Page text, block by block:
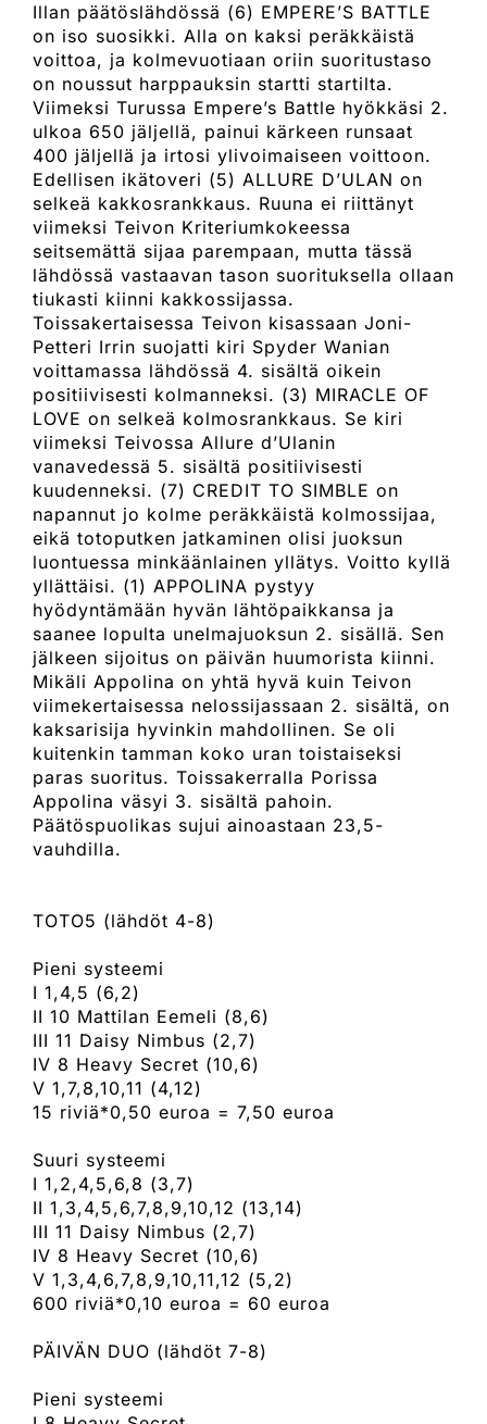
Illan päätöslähdössä (6) EMPERE’S BATTLE
on iso suosikki. Alla on kaksi peräkkäistä
voittoa, ja kolmevuotiaan oriin suoritustaso
on noussut harppauksin startti startilta.
Viimeksi Turussa Empere’s Battle hyökkäsi 2.
ulkoa 650 jäljellä, painui kärkeen runsaat
400 jäljellä ja irtosi ylivoimaiseen voittoon.
Edellisen ikätoveri (5) ALLURE D’ULAN on
selkeä kakkosrankkaus. Ruuna ei riittänyt
viimeksi Teivon Kriteriumkokeessa
seitsemättä sijaa parempaan, mutta tässä
lähdössä vastaavan tason suorituksella ollaan
tiukasti kiinni kakkossijassa.
Toissakertaisessa Teivon kisassaan Joni-
Petteri Irrin suojatti kiri Spyder Wanian
voittamassa lähdössä 4. sisältä oikein
positiivisesti kolmanneksi. (3) MIRACLE OF
LOVE on selkeä kolmosrankkaus. Se kiri
viimeksi Teivossa Allure d’Ulanin
vanavedessä 5. sisältä positiivisesti
kuudenneksi. (7) CREDIT TO SIMBLE on
napannut jo kolme peräkkäistä kolmossijaa,
eikä totoputken jatkaminen olisi juoksun
luontuessa minkäänlainen yllätys. Voitto kyllä
yllättäisi. (1) APPOLINA pystyy
hyödyntämään hyvän lähtöpaikkansa ja
saanee lopulta unelmajuoksun 2. sisällä. Sen
jälkeen sijoitus on päivän huumorista kiinni.
Mikäli Appolina on yhtä hyvä kuin Teivon
viimekertaisessa nelossijassaan 2. sisältä, on
kaksarisija hyvinkin mahdollinen. Se oli
kuitenkin tamman koko uran toistaiseksi
paras suoritus. Toissakerralla Porissa
Appolina väsyi 3. sisältä pahoin.
Päätöspuolikas sujui ainoastaan 23,5-
vauhdilla.
TOTO5 (lähdöt 4-8)
Pieni systeemi
I 1,4,5 (6,2)
II 10 Mattilan Eemeli (8,6)
III 11 Daisy Nimbus (2,7)
IV 8 Heavy Secret (10,6)
V 1,7,8,10,11 (4,12)
15 riviä*0,50 euroa = 7,50 euroa
Suuri systeemi
I 1,2,4,5,6,8 (3,7)
II 1,3,4,5,6,7,8,9,10,12 (13,14)
III 11 Daisy Nimbus (2,7)
IV 8 Heavy Secret (10,6)
V 1,3,4,6,7,8,9,10,11,12 (5,2)
600 riviä*0,10 euroa = 60 euroa
PÄIVÄN DUO (lähdöt 7-8)
Pieni systeemi